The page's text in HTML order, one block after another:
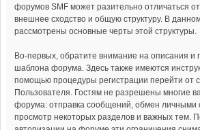
форумов SMF может разительно отличаться
внешнее сходство и общую структуру. В
рассмотрены основные черты этой структуры.
Во-первых, обратите внимание на описания и
шаблона форума. Здесь также имеются
помощью процедуры регистрации перейти от
Пользователя. Гостям не разрешены многие
форума: отправка сообщений, обмен личными
просмотр некоторых разделов и важных тем.